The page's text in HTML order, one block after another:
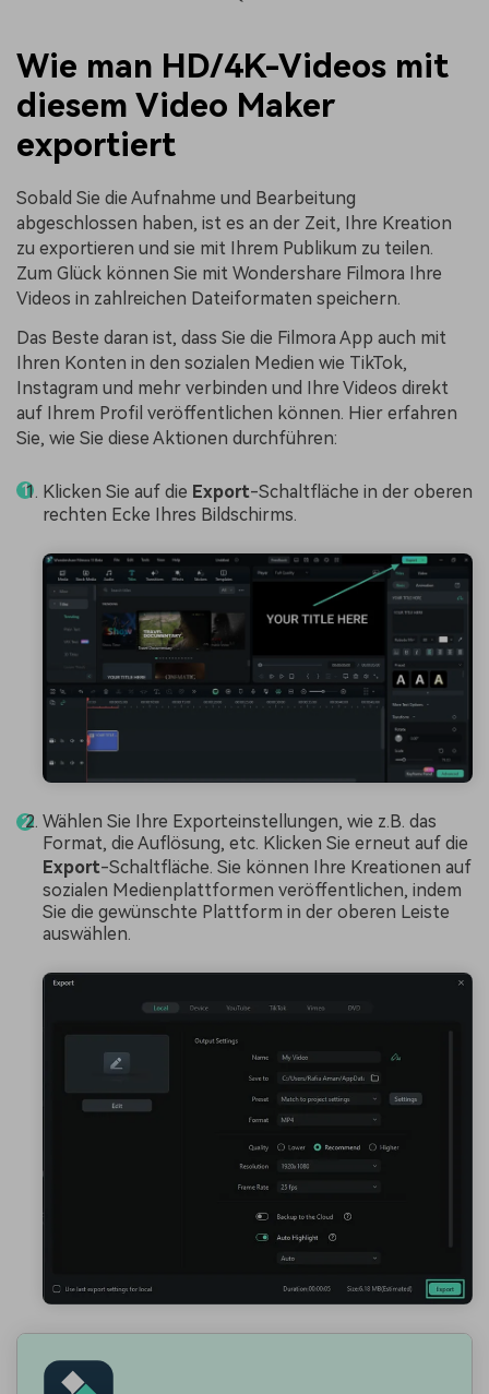
Wie man HD/4K-Videos mit
diesem Video Maker
exportiert
Sobald Sie die Aufnahme und Bearbeitung
abgeschlossen haben, ist es an der Zeit, Ihre Kreation
zu exportieren und sie mit Ihrem Publikum zu teilen.
Zum Glück können Sie mit Wondershare Filmora Ihre
Videos in zahlreichen Dateiformaten speichern.
Das Beste daran ist, dass Sie die Filmora App auch mit
Ihren Konten in den sozialen Medien wie TikTok,
Instagram und mehr verbinden und Ihre Videos direkt
auf Ihrem Profil veröffentlichen können. Hier erfahren
Sie, wie Sie diese Aktionen durchführen:
Klicken Sie auf die Export-Schaltfläche in der oberen
rechten Ecke Ihres Bildschirms.
Wählen Sie Ihre Exporteinstellungen, wie z.B. das
Format, die Auflösung, etc. Klicken Sie erneut auf die
Export-Schaltfläche. Sie können Ihre Kreationen auf
sozialen Medienplattformen veröffentlichen, indem
Sie die gewünschte Plattform in der oberen Leiste
auswählen.